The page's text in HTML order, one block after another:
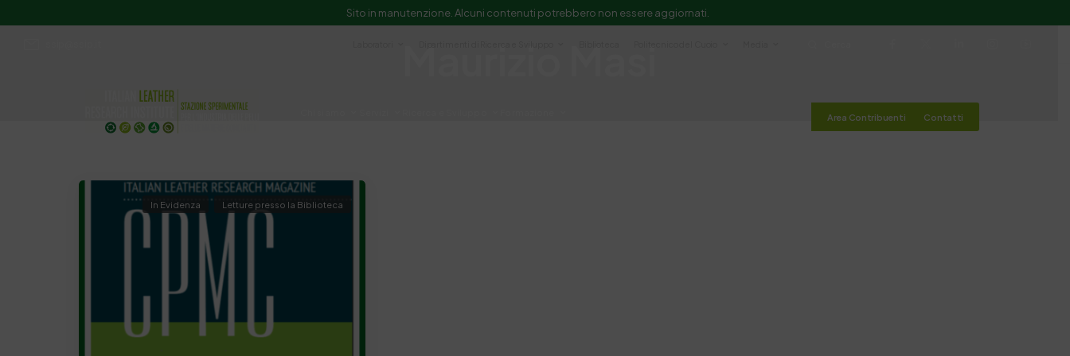
Sito in manutenzione. Alcuni contenuti potrebbero non essere aggiornati.
Area Contribuenti Contatti
In Evidenza Letture presso la Biblioteca